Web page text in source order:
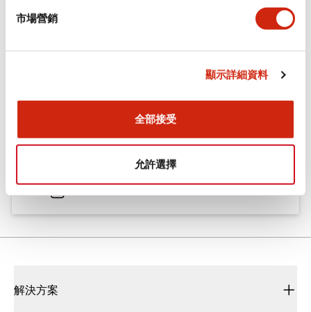
市場營銷
顯示詳細資料
全部接受
允許選擇
Flush Silhouette CW系列（Push-in） 控制元件 (中文
3.00MB
解決方案